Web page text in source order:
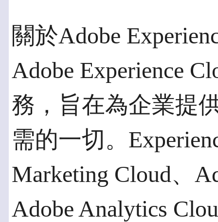
關於Adobe
Adobe Experience
務，旨在為企業提
需的一切。
Marketing Cloud、
Adobe Analytics